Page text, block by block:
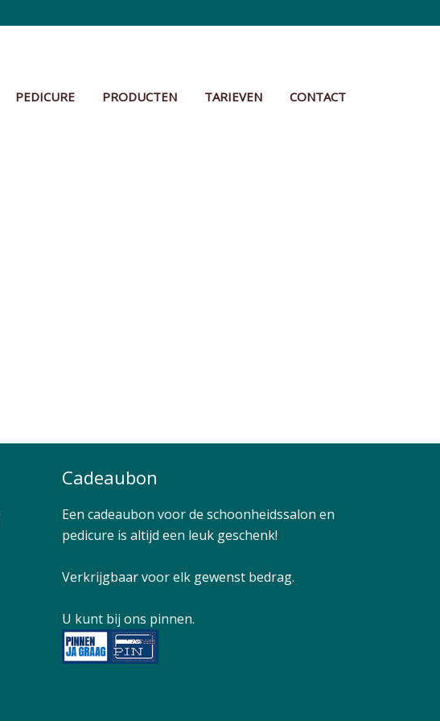
PEDICURE PRODUCTEN TARIEVEN CONTACT
Cadeaubon
Een cadeaubon voor de schoonheidssalon en
pedicure is altijd een leuk geschenk!
Verkrijgbaar voor elk gewenst bedrag.
U kunt bij ons pinnen.